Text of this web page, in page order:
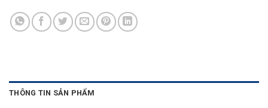
THÔNG TIN SẢN PHẨM